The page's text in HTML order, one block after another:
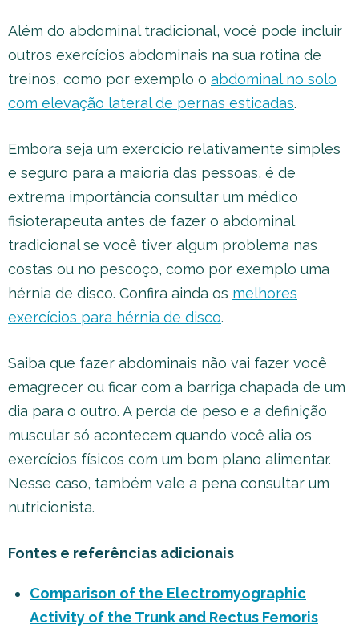
Além do abdominal tradicional, você pode incluir
outros exercícios abdominais na sua rotina de
treinos, como por exemplo o abdominal no solo
com elevação lateral de pernas esticadas.
Embora seja um exercício relativamente simples
e seguro para a maioria das pessoas, é de
extrema importância consultar um médico
fisioterapeuta antes de fazer o abdominal
tradicional se você tiver algum problema nas
costas ou no pescoço, como por exemplo uma
hérnia de disco. Confira ainda os melhores
exercícios para hérnia de disco.
Saiba que fazer abdominais não vai fazer você
emagrecer ou ficar com a barriga chapada de um
dia para o outro. A perda de peso e a definição
muscular só acontecem quando você alia os
exercícios físicos com um bom plano alimentar.
Nesse caso, também vale a pena consultar um
nutricionista.
Fontes e referências adicionais
Comparison of the Electromyographic
Activity of the Trunk and Rectus Femoris